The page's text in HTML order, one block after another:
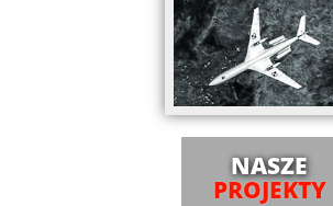
NASZE
PROJEKTY